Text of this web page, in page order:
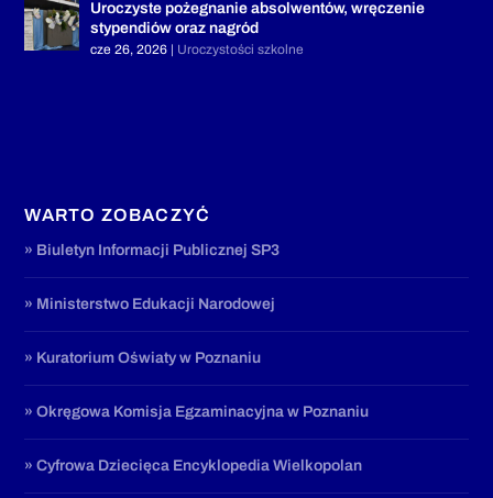
Uroczyste pożegnanie absolwentów, wręczenie
stypendiów oraz nagród
cze 26, 2026 | Uroczystości szkolne
WARTO ZOBACZYĆ
» Biuletyn Informacji Publicznej SP3
» Ministerstwo Edukacji Narodowej
» Kuratorium Oświaty w Poznaniu
» Okręgowa Komisja Egzaminacyjna w Poznaniu
» Cyfrowa Dziecięca Encyklopedia Wielkopolan